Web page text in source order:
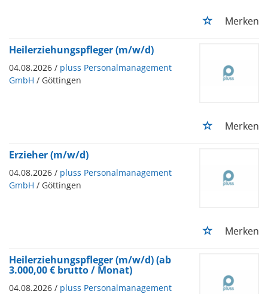
Merken
Heilerziehungspfleger (m/w/d)
04.08.2026 / pluss Personalmanagement
GmbH / Göttingen
Merken
Erzieher (m/w/d)
04.08.2026 / pluss Personalmanagement
GmbH / Göttingen
Merken
Heilerziehungspfleger (m/w/d) (ab
3.000,00 € brutto / Monat)
04.08.2026 / pluss Personalmanagement